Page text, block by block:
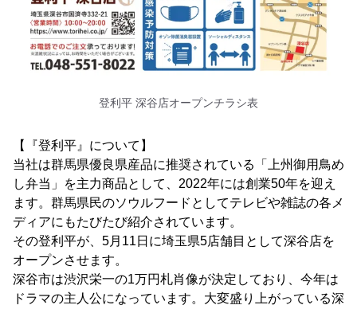
登利平 深谷店オープンチラシ表
【『登利平』について】
当社は群馬県優良県産品に推奨されている「上州御用鳥め
し弁当」を主力商品として、2022年には創業50年を迎え
ます。群馬県民のソウルフードとしてテレビや雑誌の各メ
ディアにもたびたび紹介されています。
その登利平が、5月11日に埼玉県5店舗目として深谷店を
オープンさせます。
深谷市は渋沢栄一の1万円札肖像が決定しており、今年は
ドラマの主人公になっています。大変盛り上がっている深